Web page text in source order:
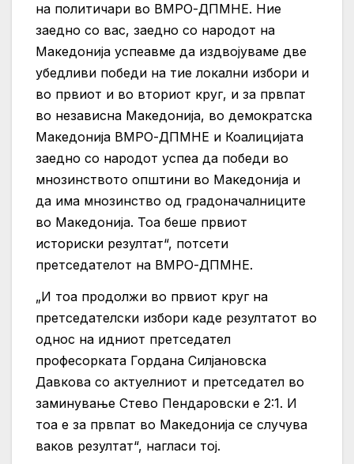
на политичари во ВМРО-ДПМНЕ. Ние
заедно со вас, заедно со народот на
Македонија успеавме да издвојуваме две
убедливи победи на тие локални избори и
во првиот и во вториот круг, и за првпат
во независна Македонија, во демократска
Македонија ВМРО-ДПМНЕ и Коалицијата
заедно со народот успеа да победи во
мнозинството општини во Македонија и
да има мнозинство од градоначалниците
во Македонија. Тоа беше првиот
историски резултат“, потсети
претседателот на ВМРО-ДПМНЕ.
„И тоа продолжи во првиот круг на
претседателски избори каде резултатот во
однос на идниот претседател
професорката Гордана Силјановска
Давкова со актуелниот и претседател во
заминување Стево Пендаровски е 2:1. И
тоа е за првпат во Македонија се случува
ваков резултат“, нагласи тој.